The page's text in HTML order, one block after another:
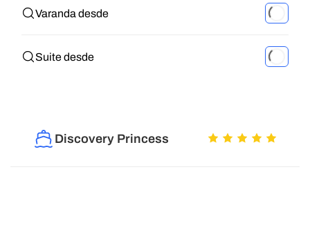
Varanda desde
Suite desde
Discovery Princess